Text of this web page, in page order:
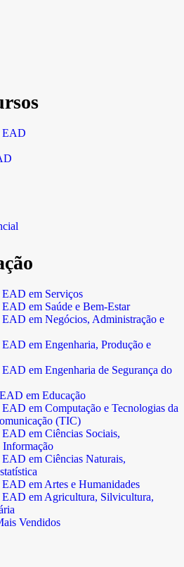
EAD
EAD em Serviços
EAD em Saúde e Bem-Estar
EAD em Negócios, Administração e
EAD em Engenharia, Produção e
em Engenharia de Segurança do
em Educação
em Computação e Tecnologias da
(TIC)
EAD em Ciências Sociais,
Informação
EAD em Ciências Naturais,
EAD em Artes e Humanidades
EAD em Agricultura, Silvicultura,
Vendidos